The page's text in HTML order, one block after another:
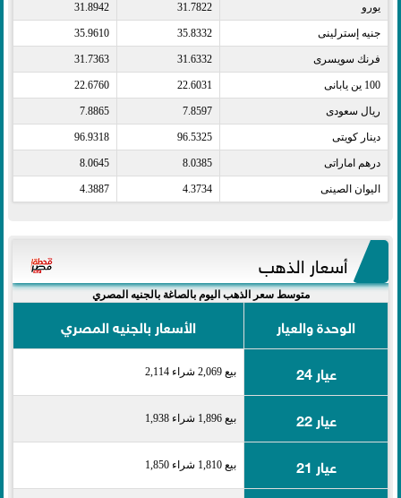
يورو​ 31.7822
31.8942
جنيه إسترلينى​ 35.8332
35.9610
فرنك سويسرى​ 31.6332
31.7363
100 ين يابانى​ 22.6031
22.6760
ريال سعودى​ 7.8597
7.8865
دينار كويتى​ 96.5325
96.9318
درهم اماراتى​ 8.0385
8.0645
اليوان الصينى​ 4.3734
4.3887
أسعار الذهب
متوسط سعر الذهب اليوم بالصاغة بالجنيه المصري
الوحدة والعيار
الأسعار بالجنيه المصري
عيار 24
بيع 2,069 شراء 2,114
عيار 22 بيع 1,896 شراء 1,938
عيار 21 بيع 1,810 شراء 1,850